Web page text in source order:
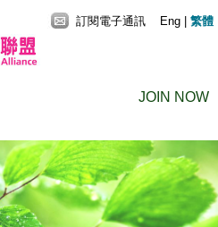
JOIN NOW
訂閱電子通訊 Eng 繁體